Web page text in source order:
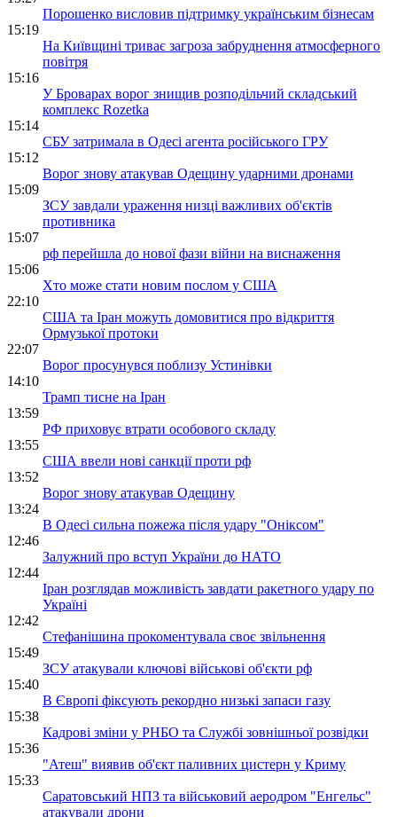
Порошенко висловив підтримку українським бізнесам
15:19
На Київщині триває загроза забруднення атмосферного
повітря
15:16
У Броварах ворог знищив розподільчий складський
комплекс Rozetka
15:14
СБУ затримала в Одесі агента російського ГРУ
15:12
Ворог знову атакував Одещину ударними дронами
15:09
ЗСУ завдали ураження низці важливих об'єктів
противника
15:07
рф перейшла до нової фази війни на виснаження
15:06
Хто може стати новим послом у США
22:10
США та Іран можуть домовитися про відкриття
Ормузької протоки
22:07
Ворог просунувся поблизу Устинівки
14:10
Трамп тисне на Іран
13:59
РФ приховує втрати особового складу
13:55
США ввели нові санкції проти рф
13:52
Ворог знову атакував Одещину
13:24
В Одесі сильна пожежа після удару "Оніксом"
12:46
Залужний про вступ України до НАТО
12:44
Іран розглядав можливість завдати ракетного удару по
Україні
12:42
Стефанішина прокоментувала своє звільнення
15:49
ЗСУ атакували ключові військові об'єкти рф
15:40
В Європі фіксують рекордно низькі запаси газу
15:38
Кадрові зміни у РНБО та Службі зовнішньої розвідки
15:36
"Атеш" виявив об'єкт паливних цистерн у Криму
15:33
Саратовський НПЗ та військовий аеродром "Енгельс"
атакували дрони